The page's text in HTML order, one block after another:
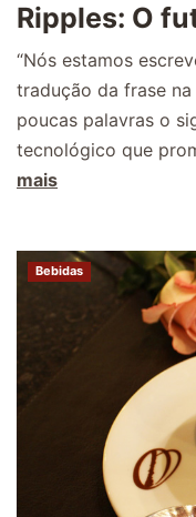
Ripples: O
“Nós estamos
tradução da frase
poucas palavras o
tecnológico que
mais
Bebidas